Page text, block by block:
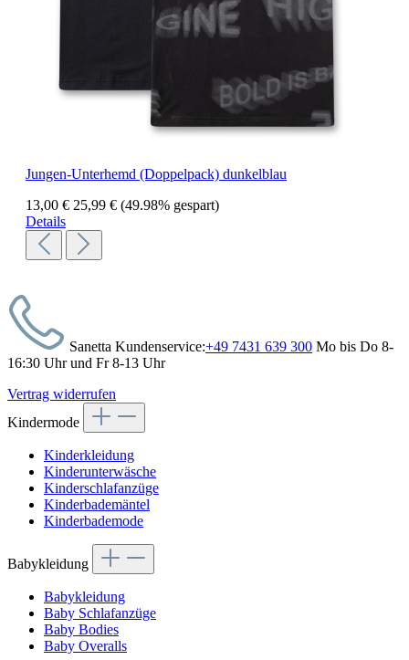
Jungen-Unterhemd (Doppelpack) dunkelblau
13,00 € 25,99 € (49.98% gespart)
Details
Sanetta Kundenservice:+49 7431 639 300 Mo bis Do 8-
16:30 Uhr und Fr 8-13 Uhr
Vertrag widerrufen
Kindermode
Kinderkleidung
Kinderunterwäsche
Kinderschlafanzüge
Kinderbademäntel
Kinderbademode
Babykleidung
Babykleidung
Baby Schlafanzüge
Baby Bodies
Baby Overalls